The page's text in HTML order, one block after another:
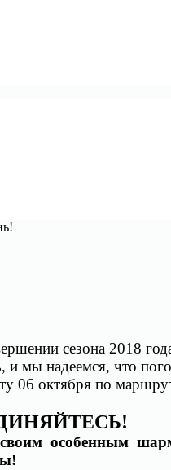
сезона 2018
мы надеемся, что
06 октября по
особенным